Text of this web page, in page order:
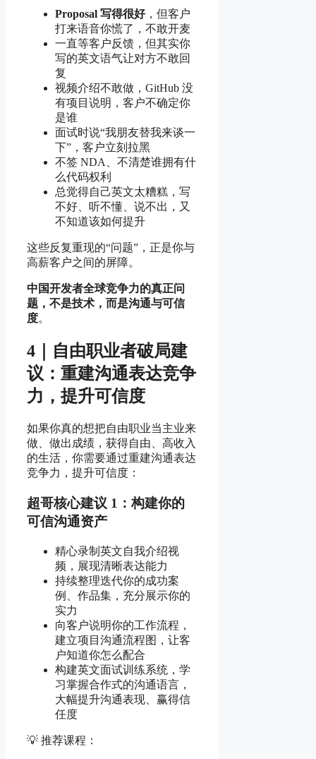
Proposal 写得很好，但客户
打来语音你慌了，不敢开麦
一直等客户反馈，但其实你
写的英文语气让对方不敢回
复
视频介绍不敢做，GitHub 没
有项目说明，客户不确定你
是谁
面试时说“我朋友替我来谈一
下”，客户立刻拉黑
不签 NDA、不清楚谁拥有什
么代码权利
总觉得自己英文太糟糕，写
不好、听不懂、说不出，又
不知道该如何提升
这些反复重现的“问题”，正是你与
高薪客户之间的屏障。
中国开发者全球竞争力的真正问
题，不是技术，而是沟通与可信
度。
4｜自由职业者破局建
议：重建沟通表达竞争
力，提升可信度
如果你真的想把自由职业当主业来
做、做出成绩，获得自由、高收入
的生活，你需要通过重建沟通表达
竞争力，提升可信度：
超哥核心建议 1：构建你的
可信沟通资产
精心录制英文自我介绍视
频，展现清晰表达能力
持续整理迭代你的成功案
例、作品集，充分展示你的
实力
向客户说明你的工作流程，
建立项目沟通流程图，让客
户知道你怎么配合
构建英文面试训练系统，学
习掌握合作式的沟通语言，
大幅提升沟通表现、赢得信
任度
💡 推荐课程：